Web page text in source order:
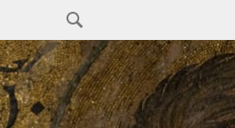
Search
for: